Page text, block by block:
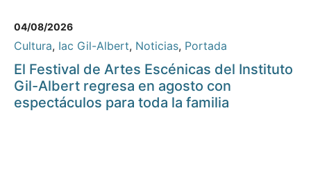
04/08/2026
Cultura, Iac Gil-Albert, Noticias, Portada
El Festival de Artes Escénicas del Instituto
Gil-Albert regresa en agosto con
espectáculos para toda la familia